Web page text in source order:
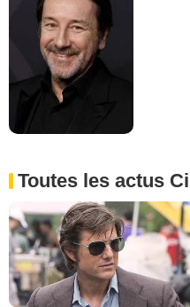
Toutes les actus